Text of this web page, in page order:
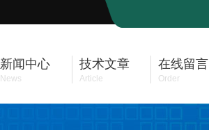
新闻中心
News
技术文章
Article
在线留言
Order